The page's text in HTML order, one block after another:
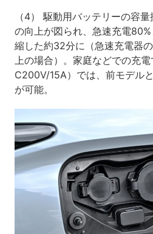
（4） 駆動用バッテリーの容
の向上が図られ、急速充電
縮した約32分に（急速充電器
上の場合）。家庭などでの充
C200V/15A）では、前モデル
が可能。